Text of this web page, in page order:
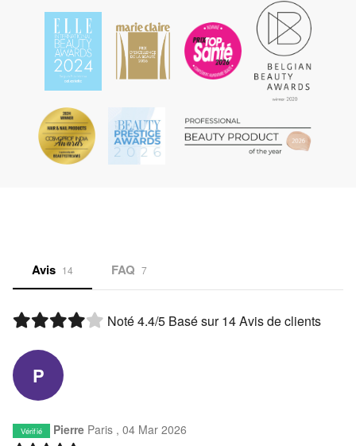
Avis 14 FAQ 7
Noté4.4/5 Basé sur14Avis de clients
P
Vérifié PierreParis , 04 Mar 2026